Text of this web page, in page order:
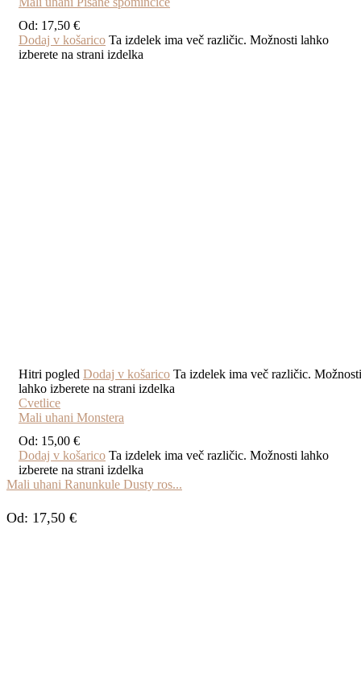
Od: 17,50 €
Dodaj v košarico Ta izdelek ima več različic. Možnosti lahko
izberete na strani izdelka
Hitri pogled Dodaj v košarico Ta izdelek ima več različic. Možnosti
lahko izberete na strani izdelka
Cvetlice
Mali uhani Monstera
Od: 15,00 €
Dodaj v košarico Ta izdelek ima več različic. Možnosti lahko
izberete na strani izdelka
Mali uhani Ranunkule Dusty ros...
Od: 17,50 €